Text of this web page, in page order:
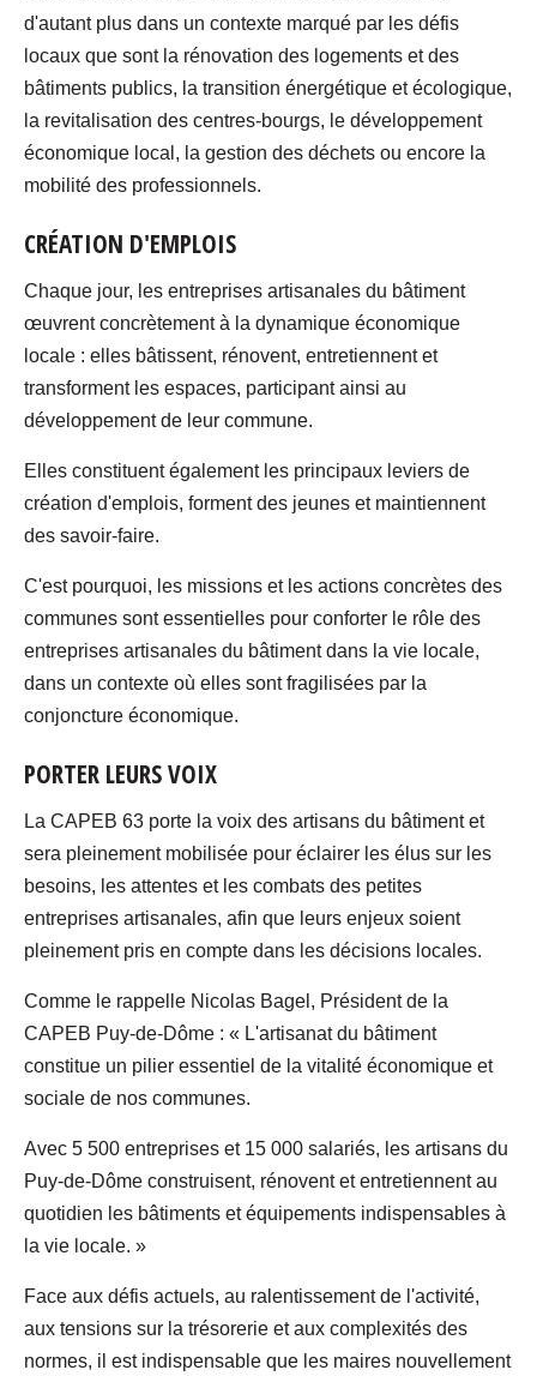
d'autant plus dans un contexte marqué par les défis
locaux que sont la rénovation des logements et des
bâtiments publics, la transition énergétique et écologique,
la revitalisation des centres-bourgs, le développement
économique local, la gestion des déchets ou encore la
mobilité des professionnels.
CRÉATION D'EMPLOIS
Chaque jour, les entreprises artisanales du bâtiment
œuvrent concrètement à la dynamique économique
locale : elles bâtissent, rénovent, entretiennent et
transforment les espaces, participant ainsi au
développement de leur commune.
Elles constituent également les principaux leviers de
création d'emplois, forment des jeunes et maintiennent
des savoir-faire.
C'est pourquoi, les missions et les actions concrètes des
communes sont essentielles pour conforter le rôle des
entreprises artisanales du bâtiment dans la vie locale,
dans un contexte où elles sont fragilisées par la
conjoncture économique.
PORTER LEURS VOIX
La CAPEB 63 porte la voix des artisans du bâtiment et
sera pleinement mobilisée pour éclairer les élus sur les
besoins, les attentes et les combats des petites
entreprises artisanales, afin que leurs enjeux soient
pleinement pris en compte dans les décisions locales.
Comme le rappelle Nicolas Bagel, Président de la
CAPEB Puy-de-Dôme : « L'artisanat du bâtiment
constitue un pilier essentiel de la vitalité économique et
sociale de nos communes.
Avec 5 500 entreprises et 15 000 salariés, les artisans du
Puy-de-Dôme construisent, rénovent et entretiennent au
quotidien les bâtiments et équipements indispensables à
la vie locale. »
Face aux défis actuels, au ralentissement de l'activité,
aux tensions sur la trésorerie et aux complexités des
normes, il est indispensable que les maires nouvellement